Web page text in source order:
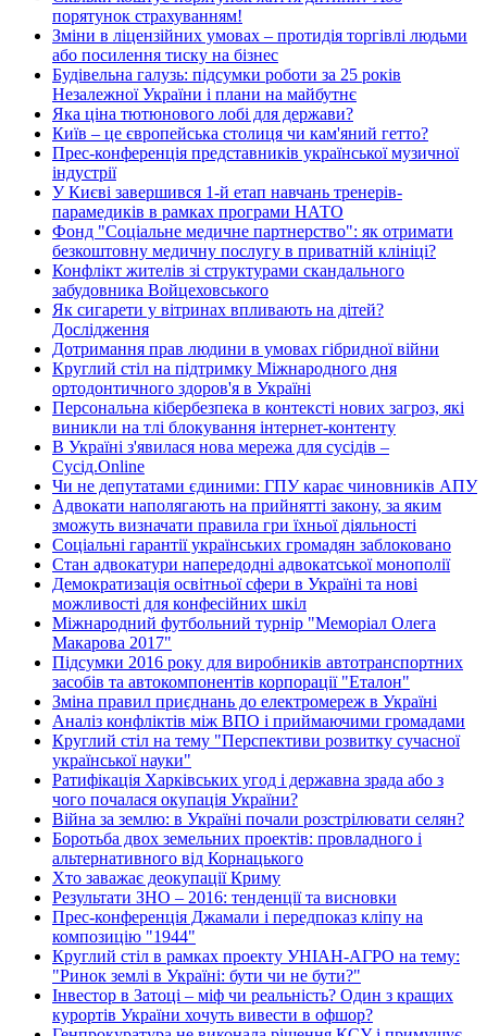
порятунок страхуванням!
Зміни в ліцензійних умовах – протидія торгівлі людьми
або посилення тиску на бізнес
Будівельна галузь: підсумки роботи за 25 років
Незалежної України і плани на майбутнє
Яка ціна тютюнового лобі для держави?
Київ – це європейська столиця чи кам'яний гетто?
Прес-конференція представників української музичної
індустрії
У Києві завершився 1-й етап навчань тренерів-
парамедиків в рамках програми НАТО
Фонд "Соціальне медичне партнерство": як отримати
безкоштовну медичну послугу в приватній клініці?
Конфлікт жителів зі структурами скандального
забудовника Войцеховського
Як сигарети у вітринах впливають на дітей?
Дослідження
Дотримання прав людини в умовах гібридної війни
Круглий стіл на підтримку Міжнародного дня
ортодонтичного здоров'я в Україні
Персональна кібербезпека в контексті нових загроз, які
виникли на тлі блокування інтернет-контенту
В Україні з'явилася нова мережа для сусідів –
Сусід.Online
Чи не депутатами єдиними: ГПУ карає чиновників АПУ
Адвокати наполягають на прийнятті закону, за яким
зможуть визначати правила гри їхньої діяльності
Соціальні гарантії українських громадян заблоковано
Стан адвокатури напередодні адвокатської монополії
Демократизація освітньої сфери в Україні та нові
можливості для конфесійних шкіл
Міжнародний футбольний турнір "Меморіал Олега
Макарова 2017"
Підсумки 2016 року для виробників автотранспортних
засобів та автокомпонентів корпорації "Еталон"
Зміна правил приєднань до електромереж в Україні
Аналіз конфліктів між ВПО і приймаючими громадами
Круглий стіл на тему "Перспективи розвитку сучасної
української науки"
Ратифікація Харківських угод і державна зрада або з
чого почалася окупація України?
Війна за землю: в Україні почали розстрілювати селян?
Боротьба двох земельних проектів: провладного і
альтернативного від Корнацького
Хто заважає деокупації Криму
Результати ЗНО – 2016: тенденції та висновки
Прес-конференція Джамали і передпоказ кліпу на
композицію "1944"
Круглий стіл в рамках проекту УНІАН-АГРО на тему:
"Ринок землі в Україні: бути чи не бути?"
Інвестор в Затоці – міф чи реальність? Один з кращих
курортів України хочуть вивести в офшор?